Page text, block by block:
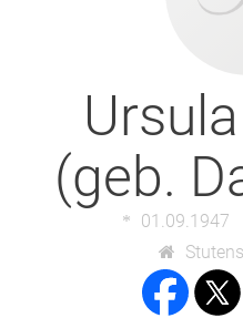
(geb.
01.09.1947